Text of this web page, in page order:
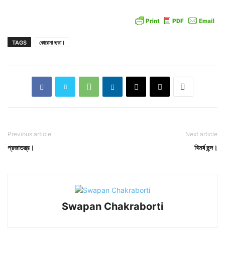
TAGS কোরোনা ছড়া।
Previous article
প্রজাতন্ত্র।
Next article
বিমর্ষ ছন্দ।
Swapan Chakraborti